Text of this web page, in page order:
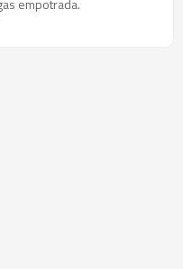
empotrada.